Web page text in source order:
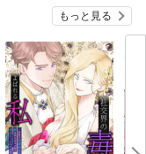
もっと見る